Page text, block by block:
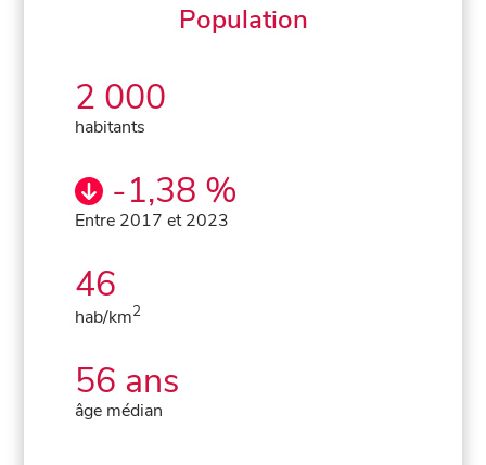
Population
2 000
habitants
-1,38 %
Entre 2017 et 2023
46
hab/km2
56 ans
âge médian